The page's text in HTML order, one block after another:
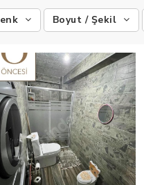
Boyut / Şekil